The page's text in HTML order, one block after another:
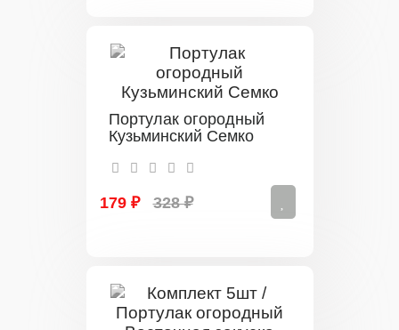
Портулак огородный
Кузьминский Семко
179 ₽ 328 ₽